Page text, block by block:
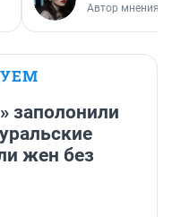
Автор мнения
заполонили
жен без